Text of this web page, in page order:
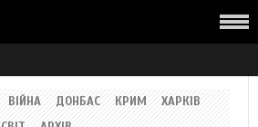
ВІЙНА ДОНБАС КРИМ
ХАРКІВ